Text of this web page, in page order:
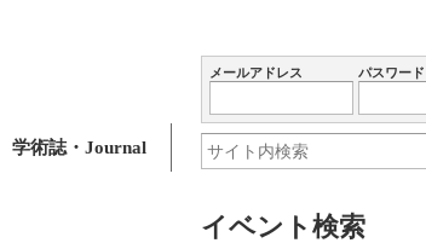
学術誌・Journal
メールアドレス パスワード
イベント検索